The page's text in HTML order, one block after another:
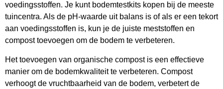
voedingsstoffen. Je kunt bodemtestkits kopen bij de meeste
tuincentra. Als de pH-waarde uit balans is of als er een tekort
aan voedingsstoffen is, kun je de juiste meststoffen en
compost toevoegen om de bodem te verbeteren.
Het toevoegen van organische compost is een effectieve
manier om de bodemkwaliteit te verbeteren. Compost
verhoogt de vruchtbaarheid van de bodem, verbetert de